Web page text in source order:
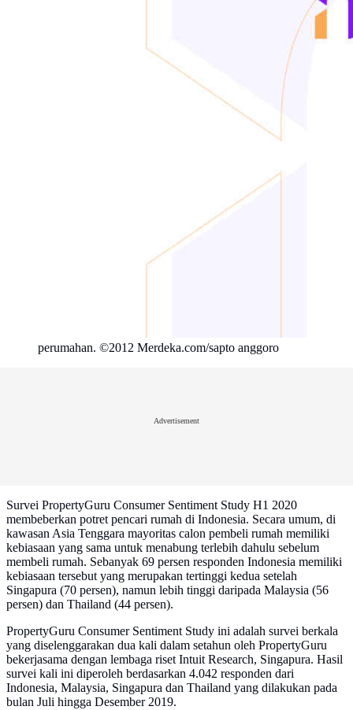
perumahan. ©2012 Merdeka.com/sapto anggoro
Advertisement
Survei PropertyGuru Consumer Sentiment Study H1 2020
membeberkan potret pencari rumah di Indonesia. Secara umum, di
kawasan Asia Tenggara mayoritas calon pembeli rumah memiliki
kebiasaan yang sama untuk menabung terlebih dahulu sebelum
membeli rumah. Sebanyak 69 persen responden Indonesia memiliki
kebiasaan tersebut yang merupakan tertinggi kedua setelah
Singapura (70 persen), namun lebih tinggi daripada Malaysia (56
persen) dan Thailand (44 persen).
PropertyGuru Consumer Sentiment Study ini adalah survei berkala
yang diselenggarakan dua kali dalam setahun oleh PropertyGuru
bekerjasama dengan lembaga riset Intuit Research, Singapura. Hasil
survei kali ini diperoleh berdasarkan 4.042 responden dari
Indonesia, Malaysia, Singapura dan Thailand yang dilakukan pada
bulan Juli hingga Desember 2019.